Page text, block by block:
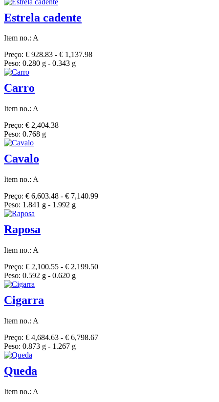
Estrela cadente
Item no.: A
Preço: € 928.83 - € 1,137.98
Peso: 0.280 g - 0.343 g
Carro
Item no.: A
Preço: € 2,404.38
Peso: 0.768 g
Cavalo
Item no.: A
Preço: € 6,603.48 - € 7,140.99
Peso: 1.841 g - 1.992 g
Raposa
Item no.: A
Preço: € 2,100.55 - € 2,199.50
Peso: 0.592 g - 0.620 g
Cigarra
Item no.: A
Preço: € 4,684.63 - € 6,798.67
Peso: 0.873 g - 1.267 g
Queda
Item no.: A